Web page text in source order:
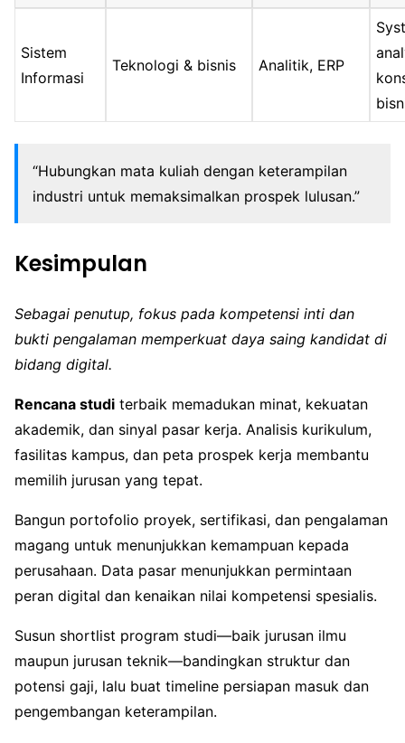
Sistem
Informasi
Teknologi & bisnis Analitik, ERP
“Hubungkan mata kuliah dengan keterampilan
industri untuk memaksimalkan prospek lulusan.”
Kesimpulan
Sebagai penutup, fokus pada kompetensi inti dan
bukti pengalaman memperkuat daya saing kandidat di
bidang digital.
Rencana studi terbaik memadukan minat, kekuatan
akademik, dan sinyal pasar kerja. Analisis kurikulum,
fasilitas kampus, dan peta prospek kerja membantu
memilih jurusan yang tepat.
Bangun portofolio proyek, sertifikasi, dan pengalaman
magang untuk menunjukkan kemampuan kepada
perusahaan. Data pasar menunjukkan permintaan
peran digital dan kenaikan nilai kompetensi spesialis.
Susun shortlist program studi—baik jurusan ilmu
maupun jurusan teknik—bandingkan struktur dan
potensi gaji, lalu buat timeline persiapan masuk dan
pengembangan keterampilan.